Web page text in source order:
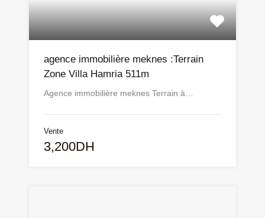
agence immobilière meknes :Terrain
Zone Villa Hamria 511m
Agence immobilière meknes Terrain à…
Vente
3,200DH